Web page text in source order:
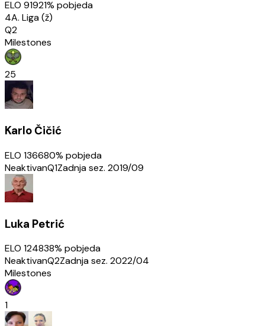
ELO 91921% pobjeda
4A. Liga (ž)
Q2
Milestones
25
Karlo Čičić
ELO 136680% pobjeda
NeaktivanQ1Zadnja sez. 2019/09
Luka Petrić
ELO 124838% pobjeda
NeaktivanQ2Zadnja sez. 2022/04
Milestones
1